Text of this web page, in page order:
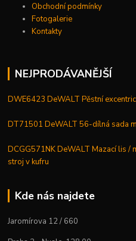
Obchodní podmínky
Fotogalerie
Kontakty
NEJPRODÁVANĚJŠÍ
DWE6423 DeWALT Pěstní
DT71501 DeWALT 56-dílná sada
DCGG571NK DeWALT Mazací lis /
stroj v kufru
Kde nás najdete
Jaromírova 12 / 660